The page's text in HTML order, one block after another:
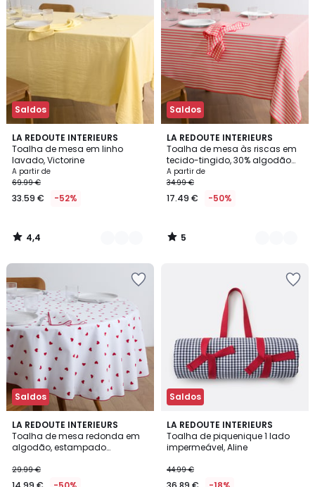
Saldos
LA REDOUTE INTERIEURS
Toalha de mesa em linho
lavado, Victorine
A partir de
69.99 €
33.59 € -52%
4,4
/ 5
15
Cores
4,4
/
Saldos
LA REDOUTE INTERIEURS
Toalha de mesa às riscas em
tecido-tingido, 30% algodão
reciclado, SOIZIC
A partir de
34.99 €
17.49 € -50%
5
/
5
3
Cores
5
/
Saldos
LA REDOUTE INTERIEURS
Toalha de mesa redonda em
algodão, estampado
29.99 €
5
/
5
Saldos
LA REDOUTE INTERIEURS
Toalha de piquenique 1 lado
impermeável, Aline
44.99 €
3,8
/ 5